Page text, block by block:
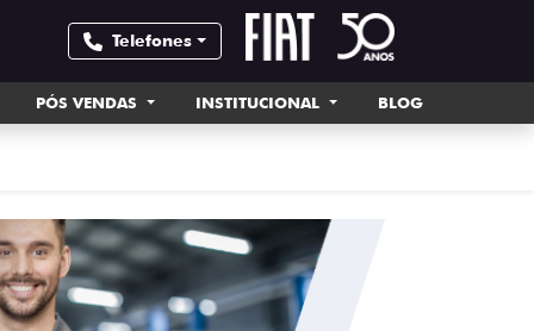
Telefones
PÓS VENDAS INSTITUCIONAL BLOG